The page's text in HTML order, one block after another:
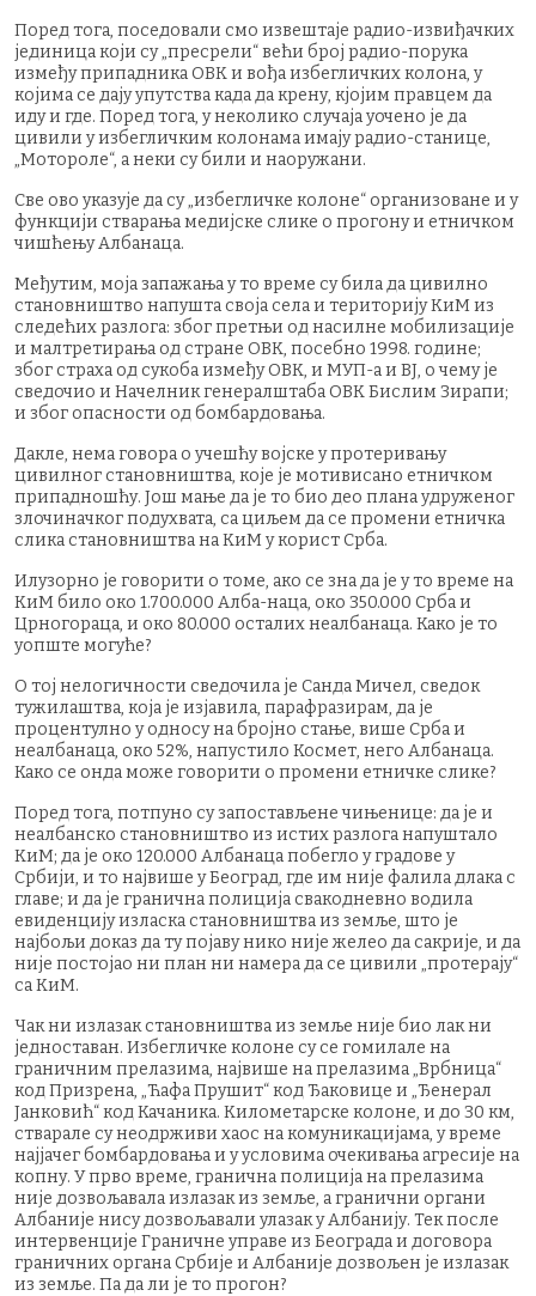
Поред тога, поседовали смо извештаје радио-извиђачких
јединица који су „пресрели“ већи број радио-порука
између припадника ОВК и вођа избегличких колона, у
којима се дају упутства када да крену, кјојим правцем да
иду и где. Поред тога, у неколико случаја уочено је да
цивили у избегличким колонама имају радио-станице,
„Мотороле“, а неки су били и наоружани.
Све ово указује да су „избегличке колоне“ организоване и у
функцији стварања медијске слике о прогону и етничком
чишћењу Албанаца.
Међутим, моја запажања у то време су била да цивилно
становништво напушта своја села и територију КиМ из
следећих разлога: због претњи од насилне мобилизације
и малтретирања од стране ОВК, посебно 1998. године;
због страха од сукоба између ОВК, и МУП-а и ВЈ, о чему је
сведочио и Начелник генералштаба ОВК Бислим Зирапи;
и због опасности од бомбардовања.
Дакле, нема говора о учешћу војске у протеривању
цивилног становништва, које је мотивисано етничком
припадношћу. Још мање да је то био део плана удруженог
злочиначког подухвата, са циљем да се промени етничка
слика становништва на КиМ у корист Срба.
Илузорно је говорити о томе, ако се зна да је у то време на
КиМ било око 1.700.000 Алба-наца, око 350.000 Срба и
Црногораца, и око 80.000 осталих неалбанаца. Како је то
уопште могуће?
О тој нелогичности сведочила је Санда Мичел, сведок
тужилаштва, која је изјавила, парафразирам, да је
процентулно у односу на бројно стање, више Срба и
неалбанаца, око 52%, напустило Космет, него Албанаца.
Како се онда може говорити о промени етничке слике?
Поред тога, потпуно су запостављене чињенице: да је и
неалбанско становништво из истих разлога напуштало
КиМ; да је око 120.000 Албанаца побегло у градове у
Србији, и то највише у Београд, где им није фалила длака с
главе; и да је гранична полиција свакодневно водила
евиденцију изласка становништва из земље, што је
најбољи доказ да ту појаву нико није желео да сакрије, и да
није постојао ни план ни намера да се цивили „протерају“
са КиМ.
Чак ни излазак становништва из земље није био лак ни
једноставан. Избегличке колоне су се гомилале на
граничним прелазима, највише на прелазима „Врбница“
код Призрена, „Ћафа Прушит“ код Ђаковице и „Ђенерал
Јанковић“ код Качаника. Километарске колоне, и до 30 км,
стварале су неодрживи хаос на комуникацијама, у време
најјачег бомбардовања и у условима очекивања агресије на
копну. У прво време, гранична полиција на прелазима
није дозвољавала излазак из земље, а гранични органи
Албаније нису дозвољавали улазак у Албанију. Тек после
интервенције Граничне управе из Београда и договора
граничних органа Србије и Албаније дозвољен је излазак
из земље. Па да ли је то прогон?